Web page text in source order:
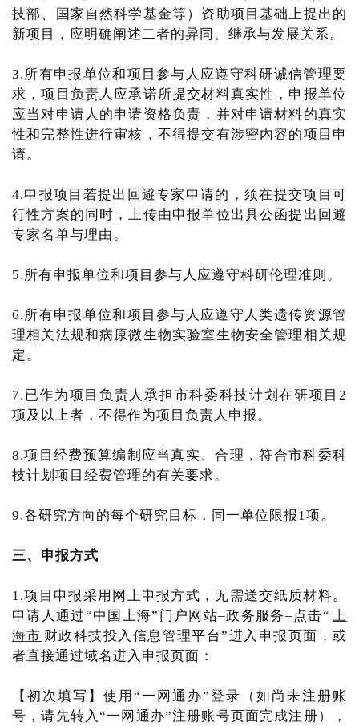
技部、国家自然科学基金等）资助项目基础上提出的
新项目，应明确阐述二者的异同、继承与发展关系。
3.所有申报单位和项目参与人应遵守科研诚信管理要
求，项目负责人应承诺所提交材料真实性，申报单位
应当对申请人的申请资格负责，并对申请材料的真实
性和完整性进行审核，不得提交有涉密内容的项目申
请。
4.申报项目若提出回避专家申请的，须在提交项目可
行性方案的同时，上传由申报单位出具公函提出回避
专家名单与理由。
5.所有申报单位和项目参与人应遵守科研伦理准则。
6.所有申报单位和项目参与人应遵守人类遗传资源管
理相关法规和病原微生物实验室生物安全管理相关规
定。
7.已作为项目负责人承担市科委科技计划在研项目2
项及以上者，不得作为项目负责人申报。
8.项目经费预算编制应当真实、合理，符合市科委科
技计划项目经费管理的有关要求。
9.各研究方向的每个研究目标，同一单位限报1项。
三、申报方式
1.项目申报采用网上申报方式，无需送交纸质材料。
申请人通过“中国上海”门户网站–政务服务–点击“ 上
海市 财政科技投入信息管理平台”进入申报页面，或
者直接通过域名进入申报页面：
【初次填写】使用“一网通办”登录（如尚未注册账
号，请先转入“一网通办”注册账号页面完成注册），